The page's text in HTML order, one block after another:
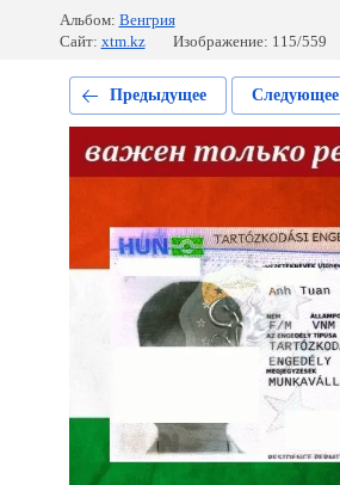
Альбом: Венгрия
Сайт: xtm.kz Изображение: 115/559
Предыдущее Следующее